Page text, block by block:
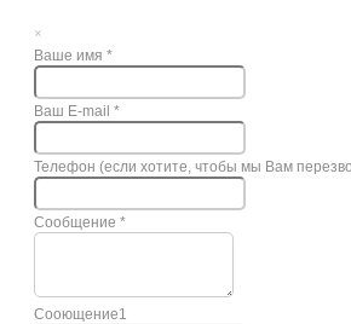
×
Ваше имя *
Ваш E-mail *
Телефон (если хотите, чтобы мы Вам
Сообщение *
Сооющение1